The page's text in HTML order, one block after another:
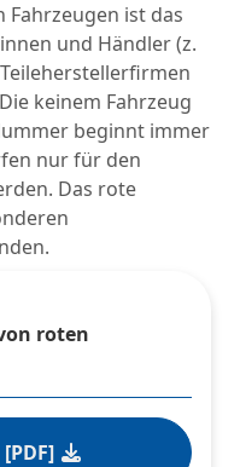
roten
Fahrzeugen ist das
und Händler (z.
keinem Fahrzeug
beginnt immer
nur für den
Das rote